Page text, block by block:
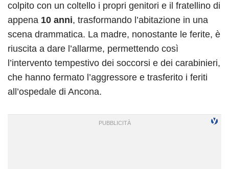
colpito con un coltello i propri genitori e il fratellino di
appena 10 anni, trasformando l’abitazione in una
scena drammatica. La madre, nonostante le ferite, è
riuscita a dare l’allarme, permettendo così
l’intervento tempestivo dei soccorsi e dei carabinieri,
che hanno fermato l’aggressore e trasferito i feriti
all’ospedale di Ancona.